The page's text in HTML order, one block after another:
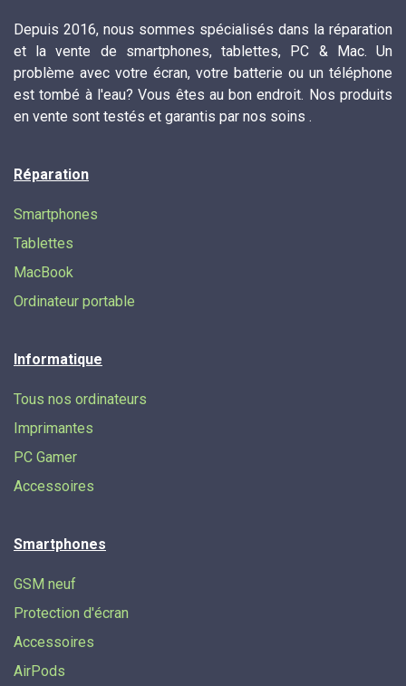
Depuis 2016, nous sommes spécialisés dans la réparation
et la vente de smartphones, tablettes, PC & Mac. Un
problème avec votre écran, votre batterie ou un téléphone
est tombé à l'eau? Vous êtes au bon endroit. Nos produits
en vente sont testés et garantis par nos soins .
Réparation
Smartphones
Tablettes
MacBook
Ordinateur portable
Informatique
Tous nos ordinateurs
Imprimantes
PC Gamer
Accessoires
Smartphones
GSM neuf
Protection d'écran
Accessoires
AirPods